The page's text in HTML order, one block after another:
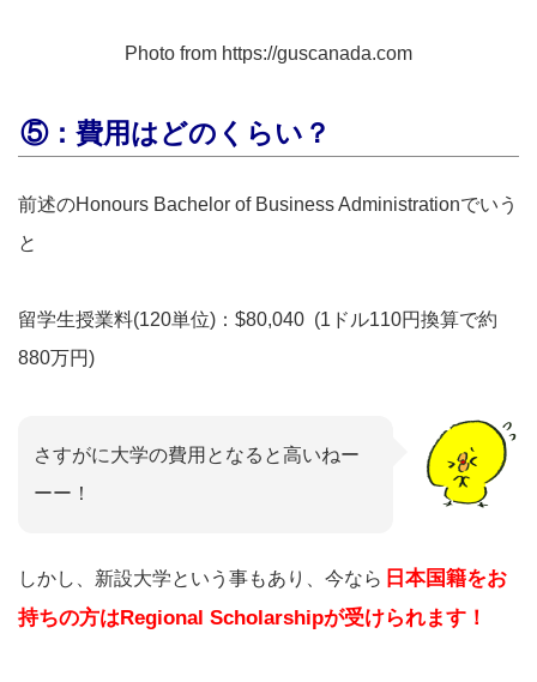
Photo from https://guscanada.com
⑤：費用はどのくらい？
前述のHonours Bachelor of Business Administrationでいう
と
留学生授業料(120単位)：$80,040 (1ドル110円換算で約
880万円)
さすがに大学の費用となると高いねー
ーー！
しかし、新設大学という事もあり、今なら 日本国籍をお
持ちの方はRegional Scholarshipが受けられます！